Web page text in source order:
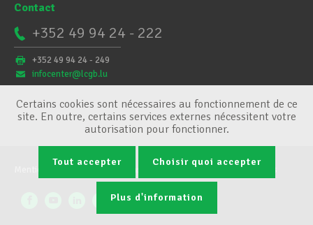
Contact
+352 49 94 24 - 222
+352 49 94 24 - 249
infocenter@lcgb.lu
Conditions générales Gestion des cookies
Certains cookies sont nécessaires au fonctionnement de ce
site. En outre, certains services externes nécessitent votre
autorisation pour fonctionner.
Tout accepter Choisir quoi accepter
Plus d'information